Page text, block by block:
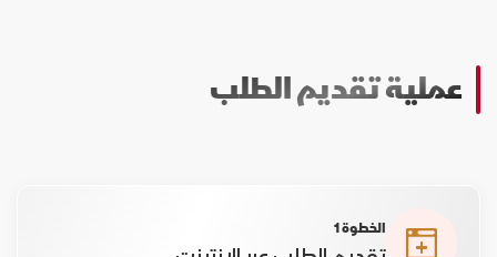
عملية تقديم الطلب
الخطوة 1